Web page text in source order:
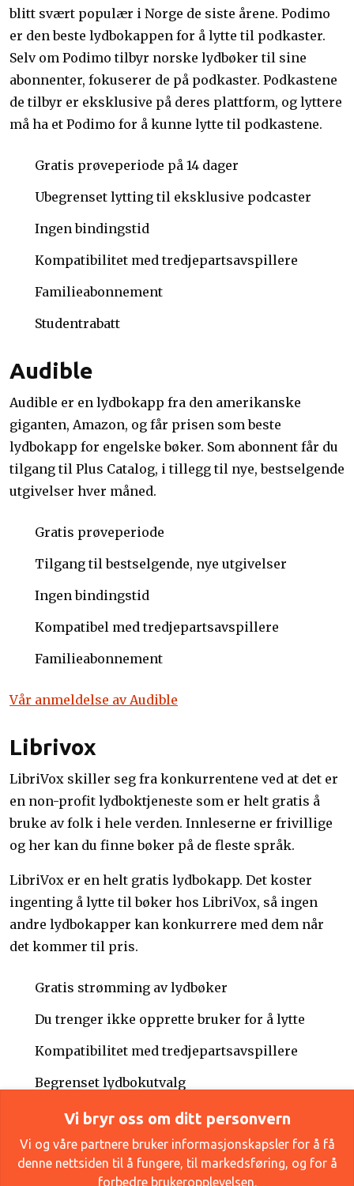
blitt svært populær i Norge de siste årene. Podimo
er den beste lydbokappen for å lytte til podkaster.
Selv om Podimo tilbyr norske lydbøker til sine
abonnenter, fokuserer de på podkaster. Podkastene
de tilbyr er eksklusive på deres plattform, og lyttere
må ha et Podimo for å kunne lytte til podkastene.
Gratis prøveperiode på 14 dager
Ubegrenset lytting til eksklusive podcaster
Ingen bindingstid
Kompatibilitet med tredjepartsavspillere
Familieabonnement
Studentrabatt
Audible
Audible er en lydbokapp fra den amerikanske
giganten, Amazon, og får prisen som beste
lydbokapp for engelske bøker. Som abonnent får du
tilgang til Plus Catalog, i tillegg til nye, bestselgende
utgivelser hver måned.
Gratis prøveperiode
Tilgang til bestselgende, nye utgivelser
Ingen bindingstid
Kompatibel med tredjepartsavspillere
Familieabonnement
Vår anmeldelse av Audible
Librivox
LibriVox skiller seg fra konkurrentene ved at det er
en non-profit lydboktjeneste som er helt gratis å
bruke av folk i hele verden. Innleserne er frivillige
og her kan du finne bøker på de fleste språk.
LibriVox er en helt gratis lydbokapp. Det koster
ingenting å lytte til bøker hos LibriVox, så ingen
andre lydbokapper kan konkurrere med dem når
det kommer til pris.
Gratis strømming av lydbøker
Du trenger ikke opprette bruker for å lytte
Kompatibilitet med tredjepartsavspillere
Begrenset lydbokutvalg
Vår anmeldelse av Librivox
Oppdatert13. mai 2026
Vi bryr oss om ditt personvern
Vi og våre partnere bruker informasjonskapsler for å få
denne nettsiden til å fungere, til markedsføring, og for å
forbedre brukeropplevelsen.